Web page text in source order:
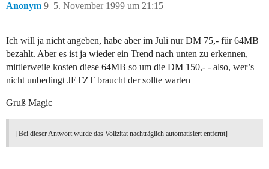
Anonym 5. November 1999 um 21:15
9
Ich will ja nicht angeben, habe aber im Juli nur DM 75,- für 64MB
bezahlt. Aber es ist ja wieder ein Trend nach unten zu erkennen,
mittlerweile kosten diese 64MB so um die DM 150,- - also, wer’s
nicht unbedingt JETZT braucht der sollte warten
Gruß Magic
[Bei dieser Antwort wurde das Vollzitat nachträglich automatisiert entfernt]